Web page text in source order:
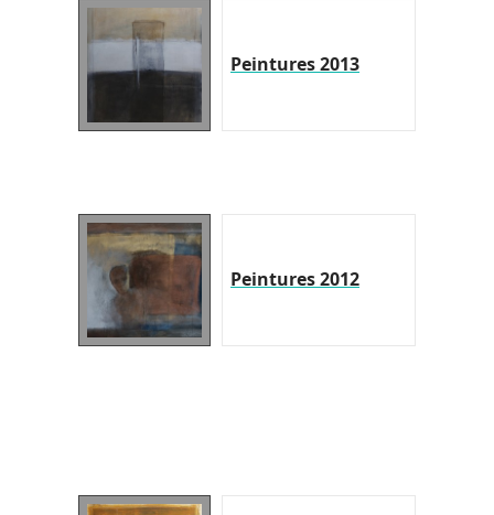
Peintures 2013
Peintures 2012